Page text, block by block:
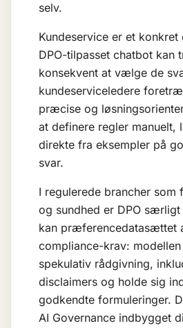
selv.
Kundeservice er et konkret
DPO-tilpasset chatbot kan
konsekvent at vælge de
kundeserviceledere
præcise og
at definere regler manuelt,
direkte fra eksempler på
svar.
I regulerede brancher som
og sundhed er DPO
kan præferencedatasættet
compliance-krav:
spekulativ rådgivning,
disclaimers og holde sig
godkendte formuleringer.
AI Governance indbygget